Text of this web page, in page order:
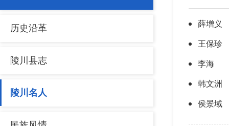
历史沿革
陵川县志
陵川名人
薛增义
王保珍
李海
韩文洲
侯景域